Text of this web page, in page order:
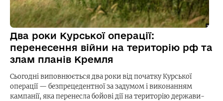
Два роки Курської операції:
перенесення війни на територію рф та
злам планів Кремля
Сьогодні виповнюється два роки від початку Курської
операції — безпрецедентної за задумом і виконанням
кампанії, яка перенесла бойові дії на територію держави-